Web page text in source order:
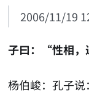
2006/11/19
子曰：“性相，
杨伯峻：孔子